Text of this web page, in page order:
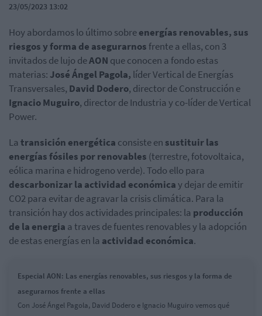
23/05/2023 13:02
Hoyabordamos lo último sobreenergías renovables, sus
riesgos y forma de asegurarnos frente a ellas, con 3
invitados de lujo deAON que conocen a fondo estas
materias: José Ángel Pagola, líder Vertical de Energías
Transversales, David Dodero, director de Construcción e
Ignacio Muguiro, director de Industria y co-líder de Vertical
Power.
La transición energética consiste en sustituir las
energías fósiles por renovables (terrestre, fotovoltaica,
eólica marina e hidrogeno verde). Todo ello para
descarbonizar la actividad económicay dejar de emitir
CO2 para evitar de agravar la crisis climática. Para la
transición hay dos actividades principales: la producción
de la energia a traves de fuentes renovables y la adopción
de estas energías en la actividad económica.
Especial AON: Las energías renovables, sus riesgos y la forma de
asegurarnos frente a ellas
Con José Ángel Pagola, David Dodero e Ignacio Muguiro vemos qué